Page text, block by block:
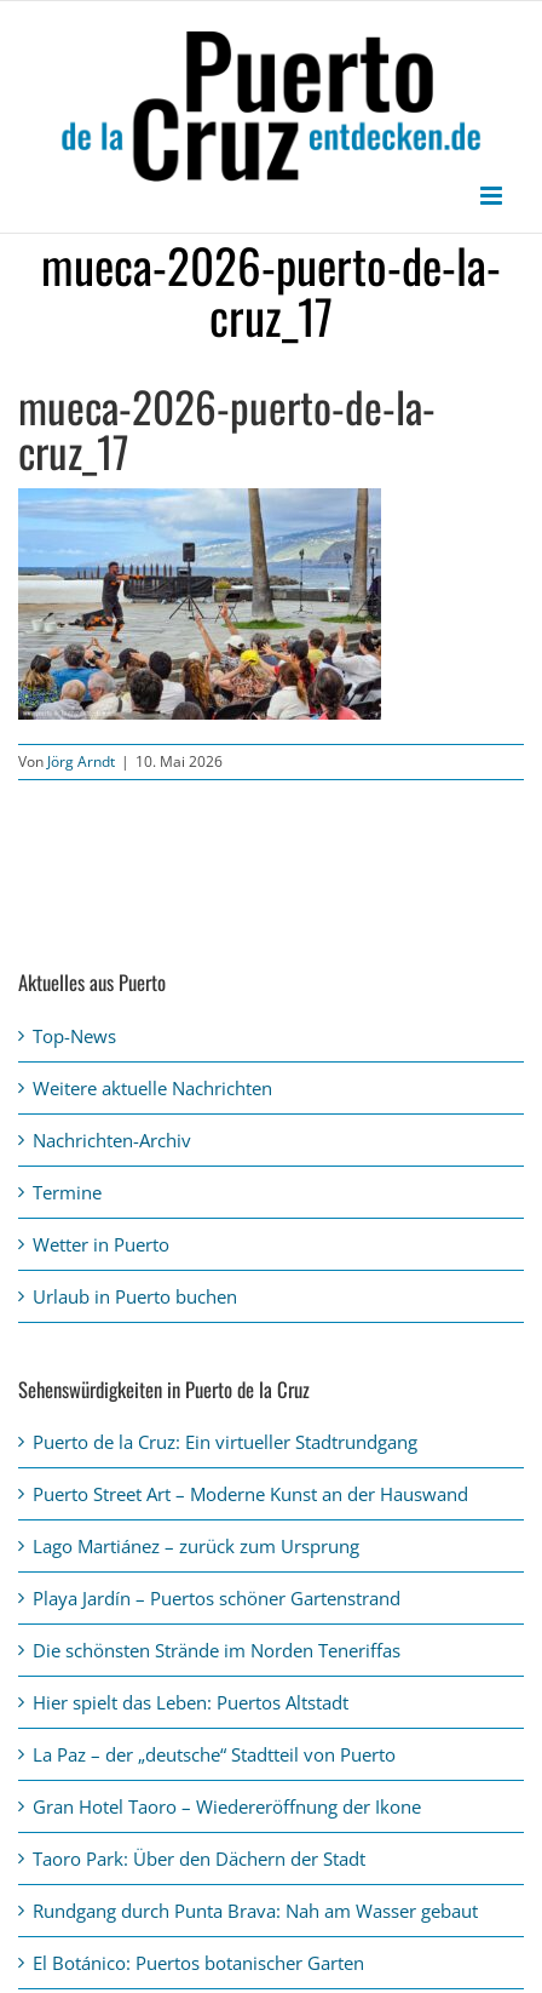
mueca-2026-puerto-de-la-
cruz_17
mueca-2026-puerto-de-la-
cruz_17
Von Jörg Arndt | 10. Mai 2026
Aktuelles aus Puerto
Top-News
Weitere aktuelle Nachrichten
Nachrichten-Archiv
Termine
Wetter in Puerto
Urlaub in Puerto buchen
Sehenswürdigkeiten in Puerto de la Cruz
Puerto de la Cruz: Ein virtueller Stadtrundgang
Puerto Street Art – Moderne Kunst an der Hauswand
Lago Martiánez – zurück zum Ursprung
Playa Jardín – Puertos schöner Gartenstrand
Die schönsten Strände im Norden Teneriffas
Hier spielt das Leben: Puertos Altstadt
La Paz – der „deutsche“ Stadtteil von Puerto
Gran Hotel Taoro – Wiedereröffnung der Ikone
Taoro Park: Über den Dächern der Stadt
Rundgang durch Punta Brava: Nah am Wasser gebaut
El Botánico: Puertos botanischer Garten